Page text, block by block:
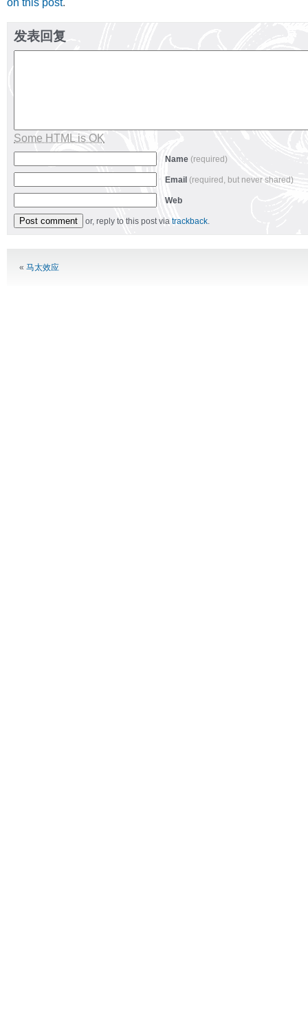
发表回复
Some HTML is OK
Name (required)
Email (required, but never shared)
Web
or, reply to this post via trackback.
« 马太效应